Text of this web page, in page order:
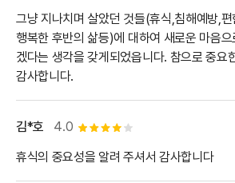
그냥 지나치며 살았던 것들(휴식,침해예방,
행복한 후반의 삶등)에 대하여 새로운 마음
겠다는 생각을 갖게되었읍니다. 참으로 중요
감사합니다.
4.0 별점 4개
김*호
휴식의 중요성을 알려 주셔서 감사합니다